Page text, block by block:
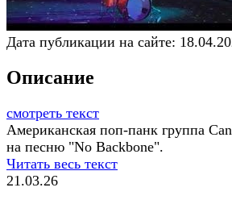
Дата публикации на сайте:
Описание
смотреть текст
Американская поп-панк группа
на песню "No Backbone".
Читать весь текст
21.03.26